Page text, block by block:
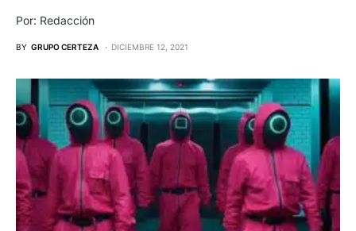
Por: Redacción
BY GRUPO CERTEZA DICIEMBRE 12, 2021